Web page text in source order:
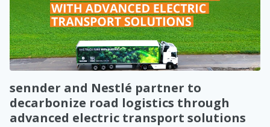
sennder and Nestlé partner to
decarbonize road logistics through
advanced electric transport solutions